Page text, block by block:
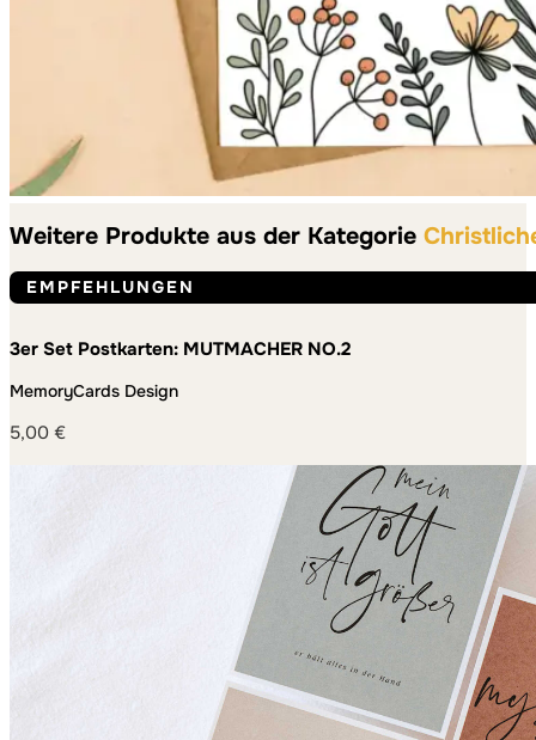
Weitere Produkte aus der Kategorie
EMPFEHLUNGEN
3er Set Postkarten: MUTMACHER NO.2
MemoryCards Design
5,00 €